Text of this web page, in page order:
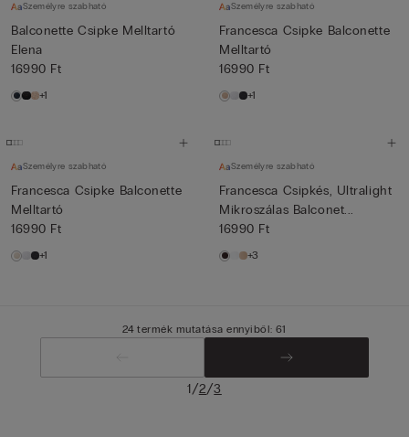
Személyre szabható
Balconette Csipke Melltartó
Elena
16990 Ft
+1
Személyre szabható
Francesca Csipke Balconette
Melltartó
16990 Ft
+1
Személyre szabható
Francesca Csipke Balconette
Melltartó
16990 Ft
+1
Személyre szabható
Francesca Csipkés, Ultralight
Mikroszálas Balconet...
16990 Ft
+3
24 termék mutatása ennyiből: 61
1/2/3